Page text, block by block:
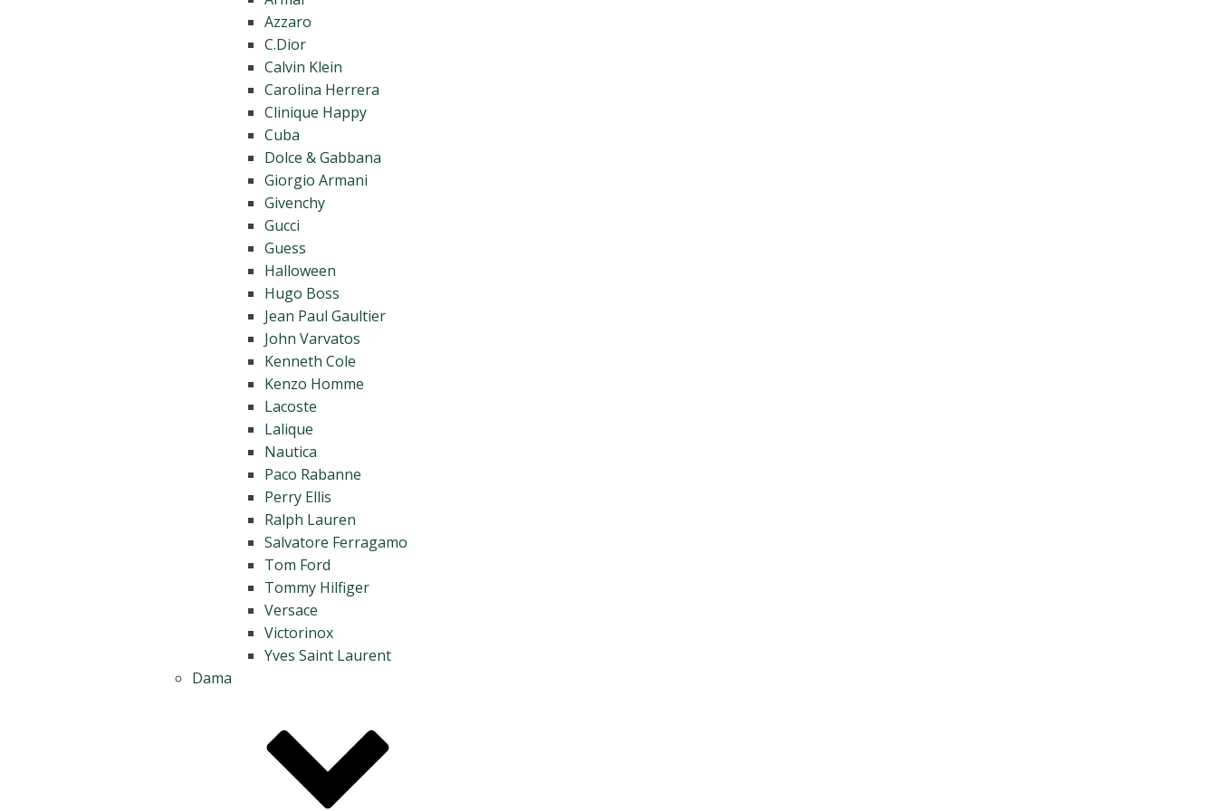
Azzaro
C.Dior
Calvin Klein
Carolina Herrera
Clinique Happy
Cuba
Dolce & Gabbana
Giorgio Armani
Givenchy
Gucci
Guess
Halloween
Hugo Boss
Jean Paul Gaultier
John Varvatos
Kenneth Cole
Kenzo Homme
Lacoste
Lalique
Nautica
Paco Rabanne
Perry Ellis
Ralph Lauren
Salvatore Ferragamo
Tom Ford
Tommy Hilfiger
Versace
Victorinox
Yves Saint Laurent
Dama